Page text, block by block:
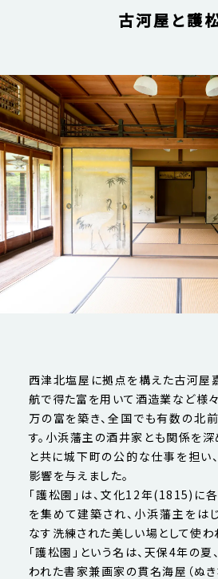
古河屋と護
西津北塩屋に拠点を構えた古河屋
航で得た富を用いて酒造業など様
万の富を築き、全国でも有数の北
す。小浜藩主の酒井家とも関係を深
と共に城下町の公的な仕事を担い
影響を与えました。
「護松園」は、文化12年(1815)に
を集めて建築され、小浜藩主をは
なす洗練された美しい場として使わ
「護松園」という名は、天保4年の
われた書家兼画家の貫名海屋（ぬ